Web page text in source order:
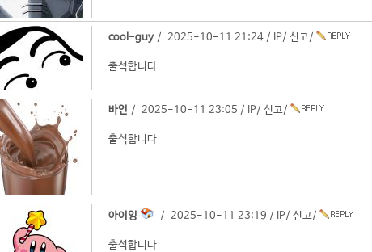
cool-guy/ 2025-10-11 21:24 / IP/ 신고/
출석합니다.
바인 / 2025-10-11 23:05 / IP/ 신고/
출석합니다
아이잉 / 2025-10-11 23:19 / IP/ 신고/
출석합니다